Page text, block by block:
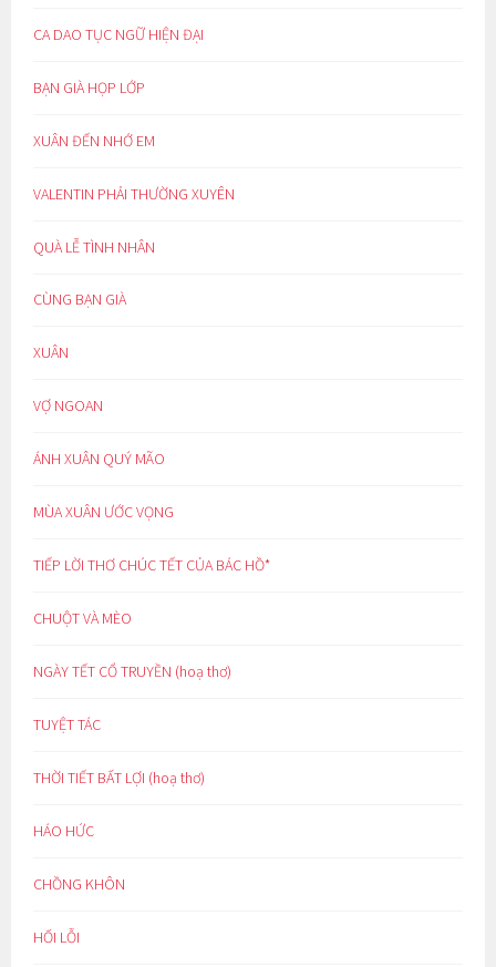
CA DAO TỤC NGỮ HIỆN ĐẠI
BẠN GIÀ HỌP LỚP
XUÂN ĐẾN NHỚ EM
VALENTIN PHẢI THƯỜNG XUYÊN
QUÀ LỄ TÌNH NHÂN
CÙNG BẠN GIÀ
XUÂN
VỢ NGOAN
ÁNH XUÂN QUÝ MÃO
MÙA XUÂN ƯỚC VỌNG
TIẾP LỜI THƠ CHÚC TẾT CỦA BÁC HỒ*
CHUỘT VÀ MÈO
NGÀY TẾT CỔ TRUYỀN (hoạ thơ)
TUYỆT TÁC
THỜI TIẾT BẤT LỢI (hoạ thơ)
HÁO HỨC
CHỒNG KHÔN
HỐI LỖI